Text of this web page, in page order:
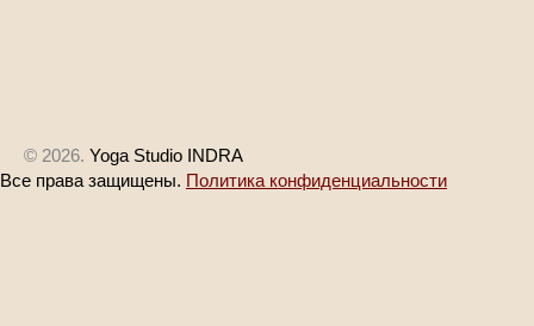
© 2026. Yoga Studio INDRA
Все права защищены. Политика конфиденциальности